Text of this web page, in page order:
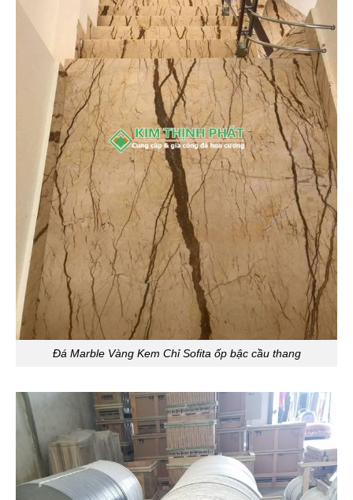
Đá Marble Vàng Kem Chỉ Sofita ốp bậc cầu thang